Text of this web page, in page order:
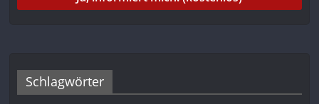
Schlagwörter